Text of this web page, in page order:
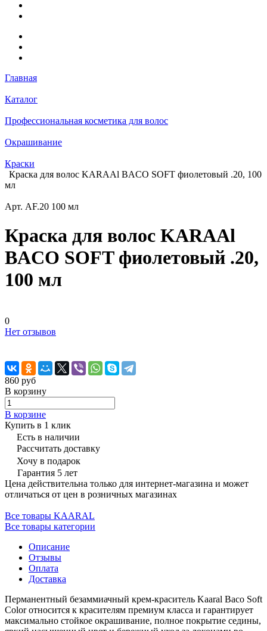
Главная
Каталог
Профессиональная косметика для волос
Окрашивание
Краски
Краска для волос KARAAl BACO SOFT фиолетовый .20, 100
мл
Арт. AF.20 100 мл
Краска для волос KARAAl
BACO SOFT фиолетовый .20,
100 мл
0
Нет отзывов
860 руб
В корзину
В корзине
Купить в 1 клик
Есть в наличии
Рассчитать доставку
Хочу в подарок
Гарантия 5 лет
Цена действительна только для интернет-магазина и может
отличаться от цен в розничных магазинах
Все товары KAARAL
Все товары категории
Описание
Отзывы
Оплата
Доставка
Перманентный безаммиачный крем-краситель Kaaral Baco Soft
Color относится к красителям премиум класса и гарантирует
максимально стойкое окрашивание, полное покрытие седины,